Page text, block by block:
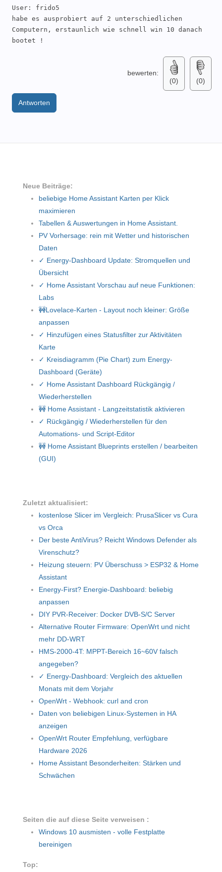
User: frido5
habe es ausprobiert auf 2 unterschiedlichen
Computern, erstaunlich wie schnell win 10 danach
bootet !
bewerten:
(0)
(0)
Antworten
Neue Beiträge:
beliebige Home Assistant Karten per Klick
maximieren
Tabellen & Auswertungen in Home Assistant.
PV Vorhersage: rein mit Wetter und historischen
Daten
✓ Energy-Dashboard Update: Stromquellen und
Übersicht
✓ Home Assistant Vorschau auf neue Funktionen:
Labs
🚧Lovelace-Karten - Layout noch kleiner: Größe
anpassen
✓ Hinzufügen eines Statusfilter zur Aktivitäten
Karte
✓ Kreisdiagramm (Pie Chart) zum Energy-
Dashboard (Geräte)
✓ Home Assistant Dashboard Rückgängig /
Wiederherstellen
🚧 Home Assistant - Langzeitstatistik aktivieren
✓ Rückgängig / Wiederherstellen für den
Automations- und Script-Editor
🚧 Home Assistant Blueprints erstellen / bearbeiten
(GUI)
Zuletzt aktualisiert:
kostenlose Slicer im Vergleich: PrusaSlicer vs Cura
vs Orca
Der beste AntiVirus? Reicht Windows Defender als
Virenschutz?
Heizung steuern: PV Überschuss > ESP32 & Home
Assistant
Energy-First? Energie-Dashboard: beliebig
anpassen
DIY PVR-Receiver: Docker DVB-S/C Server
Alternative Router Firmware: OpenWrt und nicht
mehr DD-WRT
HMS-2000-4T: MPPT-Bereich 16~60V falsch
angegeben?
✓ Energy-Dashboard: Vergleich des aktuellen
Monats mit dem Vorjahr
OpenWrt - Webhook: curl and cron
Daten von beliebigen Linux-Systemen in HA
anzeigen
OpenWrt Router Empfehlung, verfügbare
Hardware 2026
Home Assistant Besonderheiten: Stärken und
Schwächen
Seiten die auf diese Seite verweisen :
Windows 10 ausmisten - volle Festplatte
bereinigen
Top: